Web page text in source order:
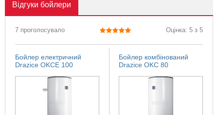
Відгуки бойлери
7 проголосувало Оцінка: 5 з 5
Бойлер електричний
Drazice OKCE 100
Бойлер комбінований
Drazice OKC 80